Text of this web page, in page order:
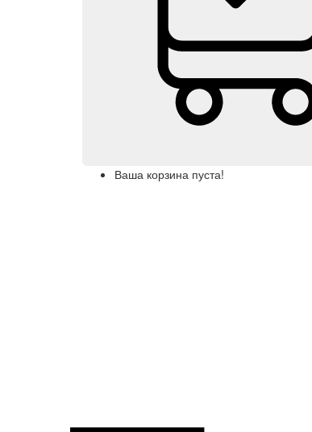
Ваша корзина пуста!